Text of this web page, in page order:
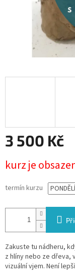
3 500 Kč
cena:
kurz je
termín kurzu
Zakuste tu nádheru,
z hlíny nebo ze
vizuální vjem. Není